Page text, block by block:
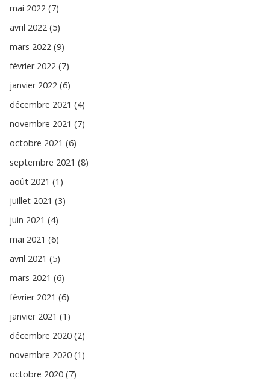
mai 2022 (7)
avril 2022 (5)
mars 2022 (9)
février 2022 (7)
janvier 2022 (6)
décembre 2021 (4)
novembre 2021 (7)
octobre 2021 (6)
septembre 2021 (8)
août 2021 (1)
juillet 2021 (3)
juin 2021 (4)
mai 2021 (6)
avril 2021 (5)
mars 2021 (6)
février 2021 (6)
janvier 2021 (1)
décembre 2020 (2)
novembre 2020 (1)
octobre 2020 (7)